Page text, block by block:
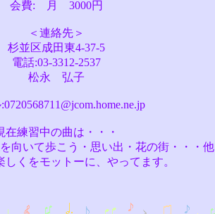
会費: 月 3000円
＜連絡先＞
杉並区成田東4-37-5
電話:03-3312-2537
松永 弘子
在練習中の曲は・・・
向いて歩こう・思い出・花の街・・・他
くをモットーに、やってます。